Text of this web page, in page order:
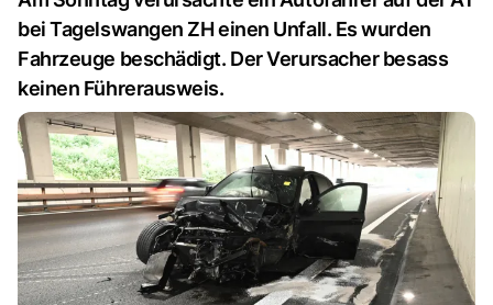
bei Tagelswangen ZH einen Unfall. Es wurden
Fahrzeuge beschädigt. Der Verursacher besass
keinen Führerausweis.